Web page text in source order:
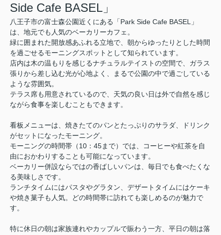
Side Cafe BASEL」
八王子市の富士森公園近くにある「Park Side Cafe BASEL」
は、地元でも人気のベーカリーカフェ。
緑に囲まれた開放感あふれる立地で、朝からゆったりとした時間
を過ごせるモーニングスポットとして知られています。
店内は木の温もりを感じるナチュラルテイストの空間で、ガラス
張りから差し込む光が心地よく、まるで公園の中で過ごしている
ような雰囲気。
テラス席も用意されているので、天気の良い日は外で自然を感じ
ながら食事を楽しむこともできます。
看板メニューは、焼きたてのパンとたっぷりのサラダ、ドリンク
がセットになったモーニング。
モーニングの時間帯（10：45まで）では、コーヒーや紅茶を自
由におかわりすることも可能になっています。
ベーカリー併設ならではの香ばしいパンは、毎日でも食べたくな
る美味しさです。
ランチタイムにはパスタやグラタン、デザートタイムにはケーキ
や焼き菓子も人気。どの時間帯に訪れても楽しめるのが魅力で
す。
特に休日の朝は家族連れやカップルで賑わう一方、平日の朝は落